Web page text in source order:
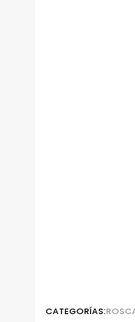
CATEGORÍAS: